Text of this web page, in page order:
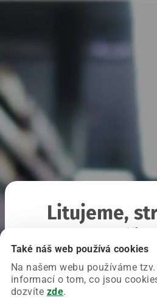
Také náš web používá cookies
Na našem webu používáme
informací o tom, co jsou
dozvíte zde.
Litujeme,
Chyba nastala na naší
Zkuste prosím znovu načíst